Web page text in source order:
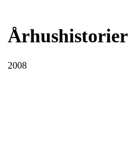
Århushistorier
2008